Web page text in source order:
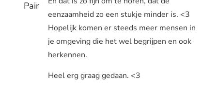
eenzaamheid zo een stukje minder is. <3
Hopelijk komen er steeds meer mensen in
je omgeving die het wel begrijpen en ook
herkennen.
Heel erg graag gedaan. <3